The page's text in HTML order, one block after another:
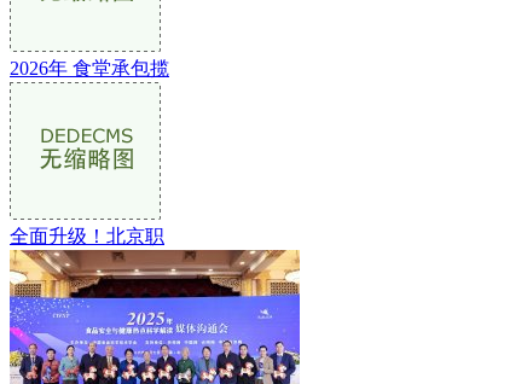
2026年 食堂承包揽
全面升级！北京职